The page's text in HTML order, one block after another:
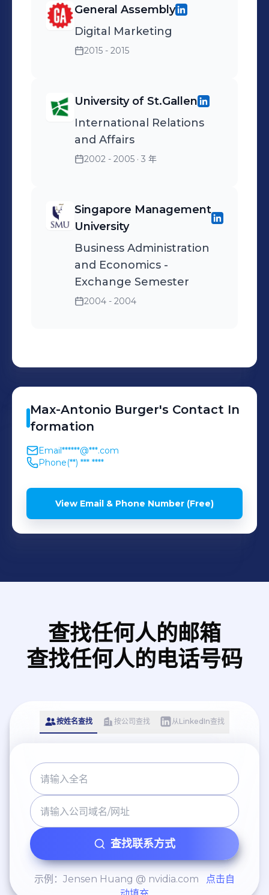
General Assembly
Digital Marketing
2015 - 2015
University of St.Gallen
International Relations
and Affairs
2002 - 2005 · 3 年
Singapore Management
University
Business Administration
and Economics -
Exchange Semester
2004 - 2004
Max-Antonio Burger's Contact In
formation
Email******@***.com
Phone(**) *** ****
View Email & Phone Number (Free)
查找任何人的邮箱
查找任何人的电话号码
按姓名查找 按公司查找 从LinkedIn查找
查找联系方式
示例：Jensen Huang @ nvidia.com
点击自